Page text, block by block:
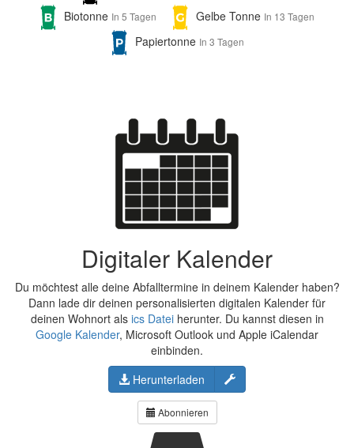
Biotonne In 5 Tagen Gelbe Tonne In 13 Tagen
Papiertonne In 3 Tagen
Digitaler Kalender
Du möchtest alle deine Abfalltermine in deinem Kalender haben?
Dann lade dir deinen personalisierten digitalen Kalender für
deinen Wohnort als ics Dateiherunter. Du kannst diesen in
Google Kalender, Microsoft Outlook und Apple iCalendar
einbinden.
Herunterladen
Konfigurieren
Abonnieren